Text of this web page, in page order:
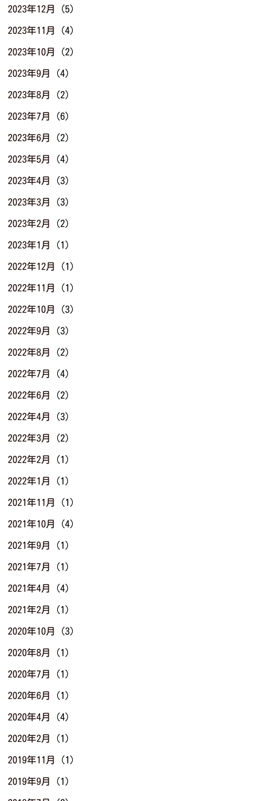
2023年12月 (5)
2023年11月 (4)
2023年10月 (2)
2023年9月 (4)
2023年8月 (2)
2023年7月 (6)
2023年6月 (2)
2023年5月 (4)
2023年4月 (3)
2023年3月 (3)
2023年2月 (2)
2023年1月 (1)
2022年12月 (1)
2022年11月 (1)
2022年10月 (3)
2022年9月 (3)
2022年8月 (2)
2022年7月 (4)
2022年6月 (2)
2022年4月 (3)
2022年3月 (2)
2022年2月 (1)
2022年1月 (1)
2021年11月 (1)
2021年10月 (4)
2021年9月 (1)
2021年7月 (1)
2021年4月 (4)
2021年2月 (1)
2020年10月 (3)
2020年8月 (1)
2020年7月 (1)
2020年6月 (1)
2020年4月 (4)
2020年2月 (1)
2019年11月 (1)
2019年9月 (1)